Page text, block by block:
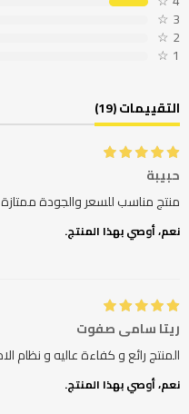
3
☆
2
☆
1
☆
التقييمات (19)
حبيبة
منتج مناسب للسعر والجودة ممتازة
نعم، أوصي بهذا المنتج.
ريتا سامي صفوت
المنتج رائع و كفاءة عاليه و نظام
نعم، أوصي بهذا المنتج.